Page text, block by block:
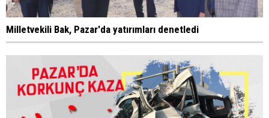
Milletvekili Bak, Pazar'da yatırımları denetledi